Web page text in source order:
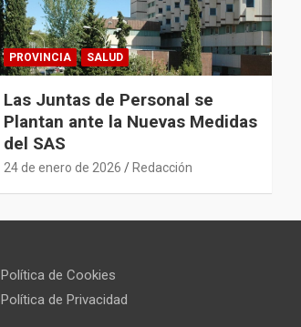
PROVINCIA SALUD
Las Juntas de Personal se
Plantan ante la Nuevas Medidas
del SAS
24 de enero de 2026 Redacción
Política de Cookies
Política de Privacidad